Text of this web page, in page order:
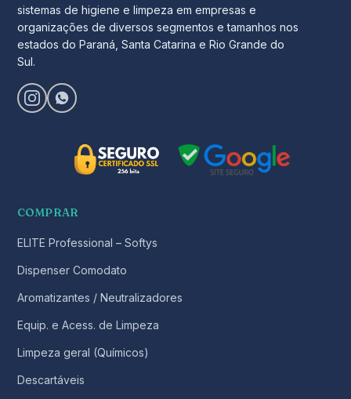
sistemas de higiene e limpeza em empresas e
organizações de diversos segmentos e tamanhos nos
estados do Paraná, Santa Catarina e Rio Grande do
Sul.
COMPRAR
ELITE Professional – Softys
Dispenser Comodato
Aromatizantes / Neutralizadores
Equip. e Acess. de Limpeza
Limpeza geral (Químicos)
Descartáveis